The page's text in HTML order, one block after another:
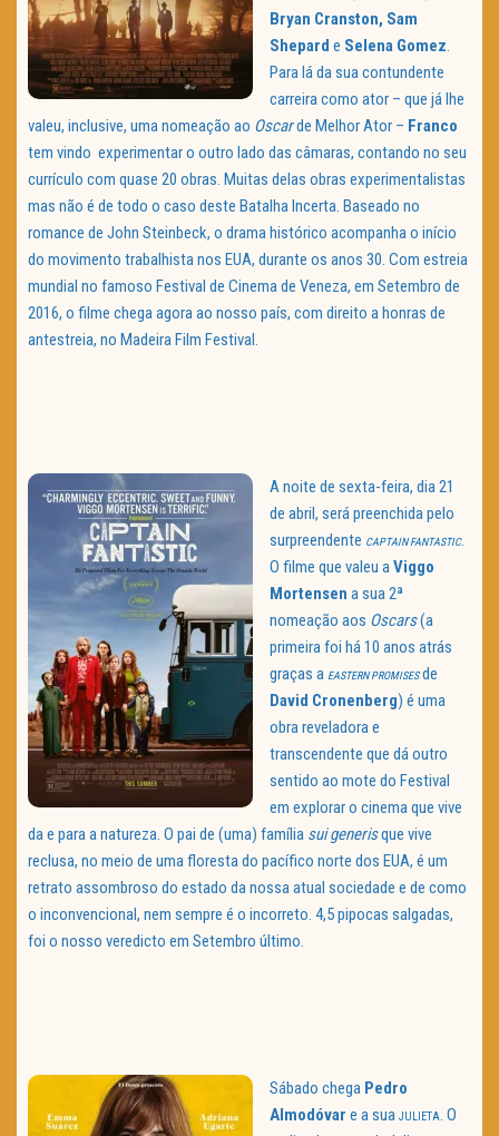
Bryan Cranston, Sam
Shepard e Selena Gomez.
Para lá da sua contundente
carreira como ator – que já lhe
valeu, inclusive, uma nomeação ao Oscarde Melhor Ator – Franco
tem vindo experimentar o outro lado das câmaras, contando no seu
currículo com quase 20 obras. Muitas delas obras experimentalistas
mas não é de todo o caso deste Batalha Incerta. Baseado no
romance de John Steinbeck, o drama histórico acompanha o início
do movimento trabalhista nos EUA, durante os anos 30. Com estreia
mundial no famoso Festival de Cinema de Veneza, em Setembro de
2016, o filme chega agora ao nosso país, com direito a honras de
antestreia, no Madeira Film Festival.
A noite de sexta-feira, dia 21
de abril, será preenchida pelo
surpreendente CAPTAIN FANTASTIC.
O filme que valeu aViggo
Mortensen a sua 2ª
nomeação aos Oscars(a
primeira foi há 10 anos atrás
graças a EASTERN PROMISESde
David Cronenberg) é uma
obra reveladora e
transcendente que dá outro
sentido ao mote do Festival
em explorar o cinema que vive
da e para a natureza. O pai de (uma) família sui generisque vive
reclusa, no meio de uma floresta do pacífico norte dos EUA, é um
retrato assombroso do estado da nossa atual sociedade e de como
o inconvencional, nem sempre é o incorreto. 4,5 pipocas salgadas,
foi o nosso veredicto em Setembro último.
Sábado chega Pedro
Almodóvar e a sua JULIETA. O